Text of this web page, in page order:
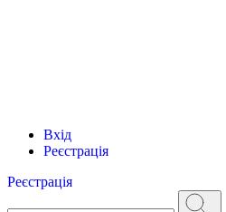
Вхід
Реєстрація
Реєстрація